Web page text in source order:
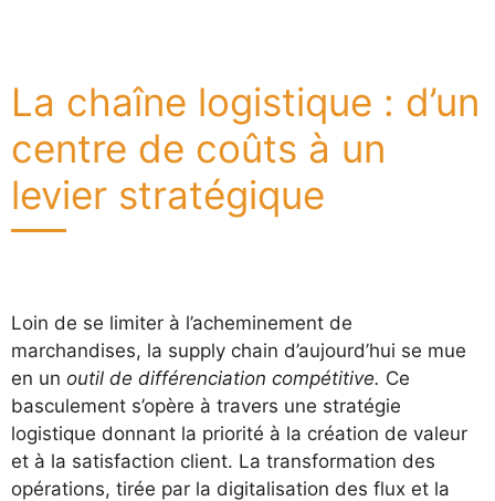
La chaîne logistique : d’un
centre de coûts à un
levier stratégique
Loin de se limiter à l’acheminement de
marchandises, la supply chain d’aujourd’hui se mue
en un outil de différenciation compétitive. Ce
basculement s’opère à travers une stratégie
logistique donnant la priorité à la création de valeur
et à la satisfaction client. La transformation des
opérations, tirée par la digitalisation des flux et la